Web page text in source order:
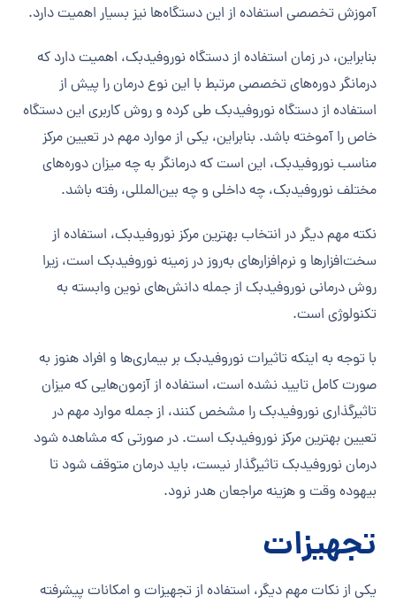
آموزش تخصصی استفاده از این دستگاه‌ها نیز بسیار اهمیت دارد.
بنابراین، در زمان استفاده از دستگاه نوروفیدبک، اهمیت دارد که
درمانگر دوره‌های تخصصی مرتبط با این نوع درمان را پیش از
استفاده از دستگاه نوروفیدبک طی کرده و روش کاربری این دستگاه
خاص را آموخته باشد. بنابراین، یکی از موارد مهم در تعیین مرکز
مناسب نوروفیدبک، این است که درمانگر به چه میزان دوره‌های
مختلف نوروفیدبک، چه داخلی و چه بین‌المللی، رفته باشد.
نکته مهم دیگر در انتخاب بهترین مرکز نوروفیدبک، استفاده از
سخت‌افزارها و نرم‌افزارهای به‌روز در زمینه نوروفیدبک است، زیرا
روش درمانی نوروفیدبک از جمله دانش‌های نوین وابسته به
تکنولوژی است.
با توجه به اینکه تاثیرات نوروفیدبک بر بیماری‌ها و افراد هنوز به
صورت کامل تایید نشده است، استفاده از آزمون‌هایی که میزان
تاثیرگذاری نوروفیدبک را مشخص کنند، از جمله موارد مهم در
تعیین بهترین مرکز نوروفیدبک است. در صورتی که مشاهده شود
درمان نوروفیدبک تاثیرگذار نیست، باید درمان متوقف شود تا
بیهوده وقت و هزینه مراجعان هدر نرود.
تجهیزات
یکی از نکات مهم دیگر، استفاده از تجهیزات و امکانات پیشرفته